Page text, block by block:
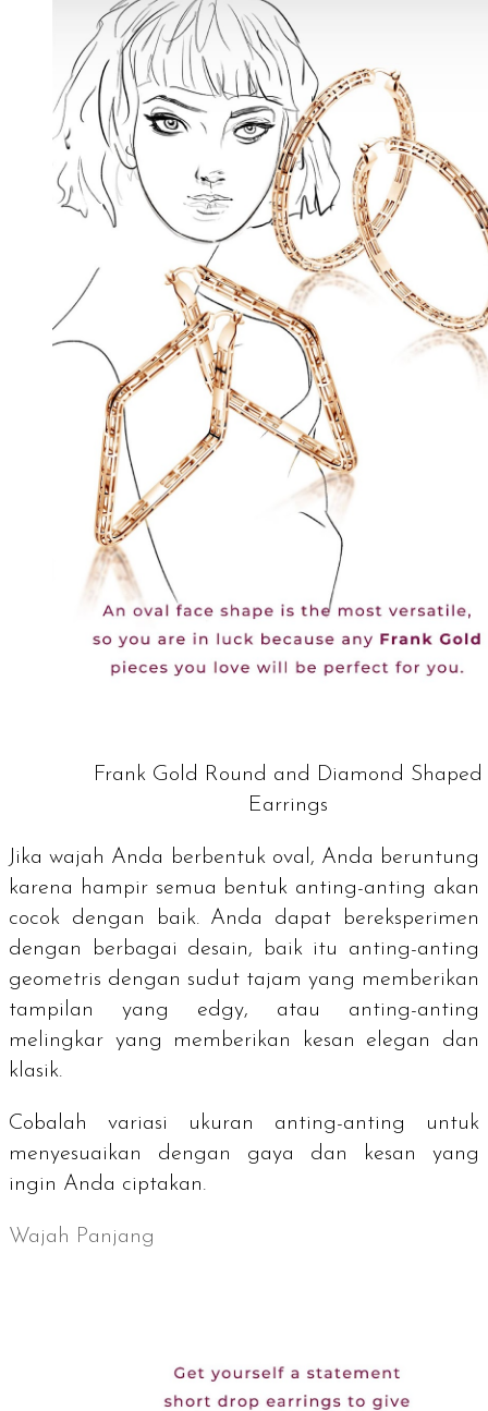
Frank Gold Round and Diamond Shaped
Earrings
Jika wajah Anda berbentuk oval, Anda beruntung
karena hampir semua bentuk anting-anting akan
cocok dengan baik. Anda dapat bereksperimen
dengan berbagai desain, baik itu anting-anting
geometris dengan sudut tajam yang memberikan
tampilan yang edgy, atau anting-anting
melingkar yang memberikan kesan elegan dan
klasik.
Cobalah variasi ukuran anting-anting untuk
menyesuaikan dengan gaya dan kesan yang
ingin Anda ciptakan.
Wajah Panjang